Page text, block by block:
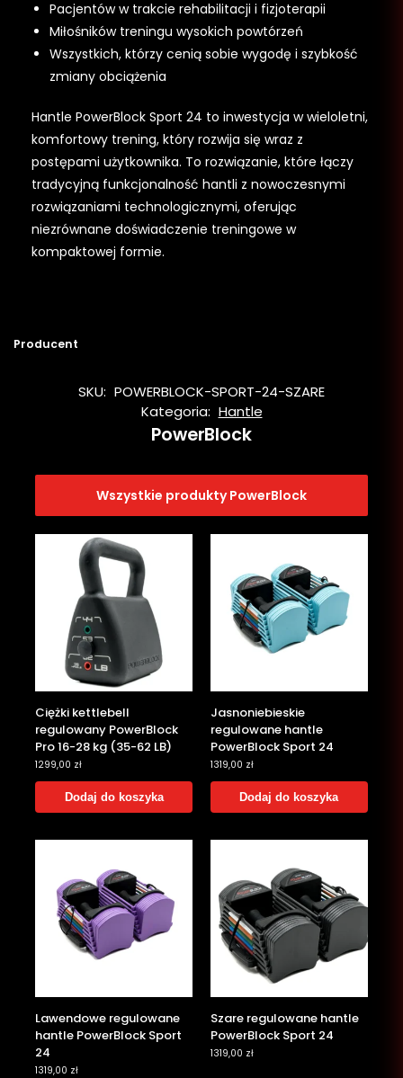
Pacjentów w trakcie rehabilitacji i fizjoterapii
Miłośników treningu wysokich powtórzeń
Wszystkich, którzy cenią sobie wygodę i szybkość
zmiany obciążenia
Hantle PowerBlock Sport 24 to inwestycja w wieloletni,
komfortowy trening, który rozwija się wraz z
postępami użytkownika. To rozwiązanie, które łączy
tradycyjną funkcjonalność hantli z nowoczesnymi
rozwiązaniami technologicznymi, oferując
niezrównane doświadczenie treningowe w
kompaktowej formie.
Producent
SKU: POWERBLOCK-SPORT-24-SZARE
Kategoria: Hantle
PowerBlock
Wszystkie produkty PowerBlock
Ciężki kettlebell
regulowany PowerBlock
Pro 16-28 kg (35-62 LB)
1299,00 zł
Dodaj do koszyka
Jasnoniebieskie
regulowane hantle
PowerBlock Sport 24
1319,00 zł
Dodaj do koszyka
Lawendowe regulowane
hantle PowerBlock Sport
24
1319,00 zł
Szare regulowane hantle
PowerBlock Sport 24
1319,00 zł